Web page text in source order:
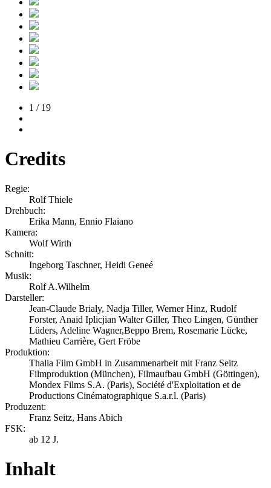
1 / 19
Credits
Regie:
Rolf Thiele
Drehbuch:
Erika Mann, Ennio Flaiano
Kamera:
Wolf Wirth
Schnitt:
Ingeborg Taschner, Heidi Geneé
Musik:
Rolf A.Wilhelm
Darsteller:
Jean-Claude Brialy, Nadja Tiller, Werner Hinz, Rudolf
Forster, Anaid Iplicjian Walter Giller, Theo Lingen, Günther
Lüders, Adeline Wagner,Beppo Brem, Rosemarie Lücke,
Mathieu Carrière, Gert Fröbe
Produktion:
Thalia Film GmbH in Zusammenarbeit mit Franz Seitz
Filmproduktion (München), Filmaufbau GmbH (Göttingen),
Mondex Films S.A. (Paris), Société d'Exploitation et de
Productions Cinématographique S.a.r.l. (Paris)
Produzent:
Franz Seitz, Hans Abich
FSK:
ab 12 J.
Inhalt